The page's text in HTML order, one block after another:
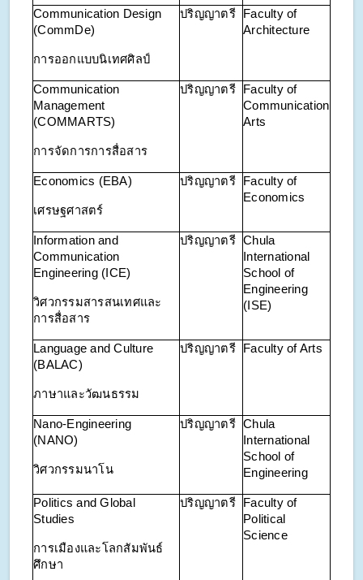
Communication Design
(CommDe)
การออกแบบนิเทศศิลป์
ปริญญาตรี
Faculty of
Architecture
Communication
Management
(COMMARTS)
การจัดการการสื่อสาร
ปริญญาตรี
Faculty of
Communication
Arts
Economics (EBA)
เศรษฐศาสตร์
ปริญญาตรี
Faculty of
Economics
Information and
Communication
Engineering (ICE)
วิศวกรรมสารสนเทศและ
การสื่อสาร
ปริญญาตรี Chula
International
School of
Engineering
(ISE)
Language and Culture
(BALAC)
ภาษาและวัฒนธรรม
ปริญญาตรี Faculty of Arts
Nano-Engineering
(NANO)
วิศวกรรมนาโน
ปริญญาตรี Chula
International
School of
Engineering
Politics and Global
Studies
การเมืองและโลกสัมพันธ์
ศึกษา
ปริญญาตรี
Faculty of
Political
Science